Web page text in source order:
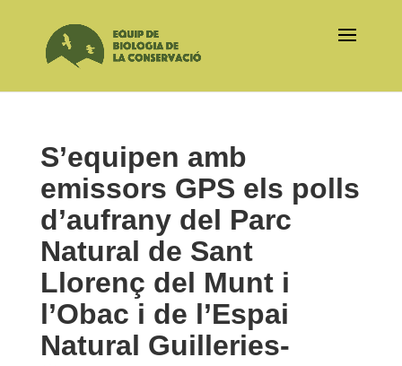
S’equipen amb
emissors GPS els polls
d’aufrany del Parc
Natural de Sant
Llorenç del Munt i
l’Obac i de l’Espai
Natural Guilleries-